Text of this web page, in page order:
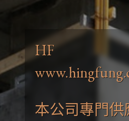
HF
本公司專門供
HF
本公司專門供